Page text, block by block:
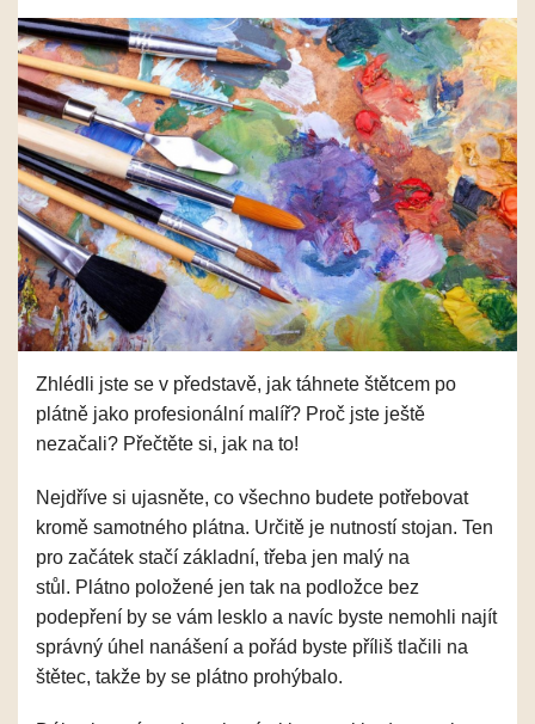
Zhlédli jste se v představě, jak táhnete štětcem po
plátně jako profesionální malíř? Proč jste ještě
nezačali? Přečtěte si, jak na to!
Nejdříve si ujasněte, co všechno budete potřebovat
kromě samotného plátna. Určitě je nutností stojan. Ten
pro začátek stačí základní, třeba jen malý na
stůl. Plátno položené jen tak na podložce bez
podepření by se vám lesklo a navíc byste nemohli najít
správný úhel nanášení a pořád byste příliš tlačili na
štětec, takže by se plátno prohýbalo.